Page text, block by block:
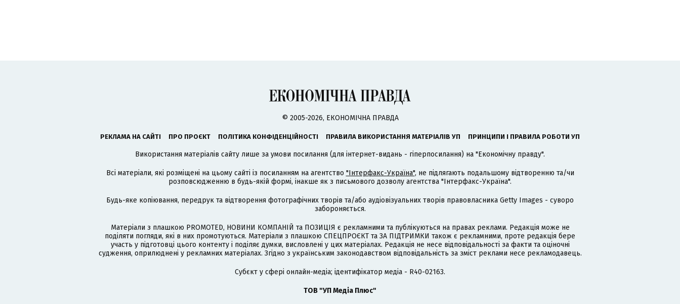
© 2005-2026, ЕКОНОМІЧНА ПРАВДА
РЕКЛАМА НА САЙТІ ПРО ПРОЄКТ ПОЛІТИКА КОНФІДЕНЦІЙНОСТІ ПРАВИЛА ВИКОРИСТАННЯ МАТЕРІАЛІВ УП ПРИНЦИПИ І ПРАВИЛА РОБОТИ УП
Використання матеріалів сайту лише за умови посилання (для інтернет-видань - гіперпосилання) на "Економічну правду".
Всі матеріали, які розміщені на цьому сайті із посиланням на агентство "Інтерфакс-Україна", не підлягають подальшому відтворенню та/чи
розповсюдженню в будь-якій формі, інакше як з письмового дозволу агентства "Інтерфакс-Україна".
Будь-яке копіювання, передрук та відтворення фотографічних творів та/або аудіовізуальних творів правовласника Getty Images - суворо
забороняється.
Матеріали з плашкою PROMOTED, НОВИНИ КОМПАНІЙ та ПОЗИЦІЯ є рекламними та публікуються на правах реклами. Редакція може не
поділяти погляди, які в них промотуються. Матеріали з плашкою СПЕЦПРОЄКТ та ЗА ПІДТРИМКИ також є рекламними, проте редакція бере
участь у підготовці цього контенту і поділяє думки, висловлені у цих матеріалах. Редакція не несе відповідальності за факти та оціночні
судження, оприлюднені у рекламних матеріалах. Згідно з українським законодавством відповідальність за зміст реклами несе рекламодавець.
Cубєкт у сфері онлайн-медіа; ідентифікатор медіа - R40-02163.
ТОВ "УП Медіа Плюс"